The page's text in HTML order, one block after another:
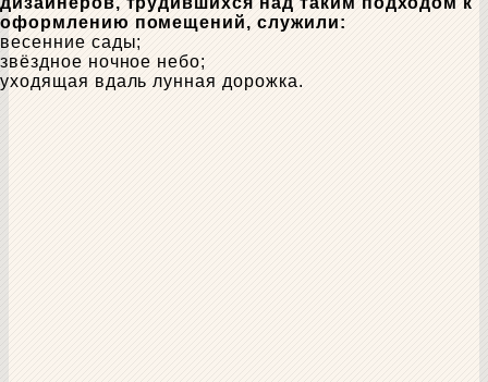
оформлению помещений, служили:
весенние сады;
звёздное ночное небо;
уходящая вдаль лунная дорожка.